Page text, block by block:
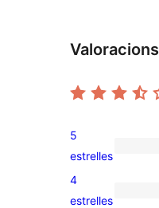
Valoracions
4
valoracions
de
5
estrelles
0
4
estrelles